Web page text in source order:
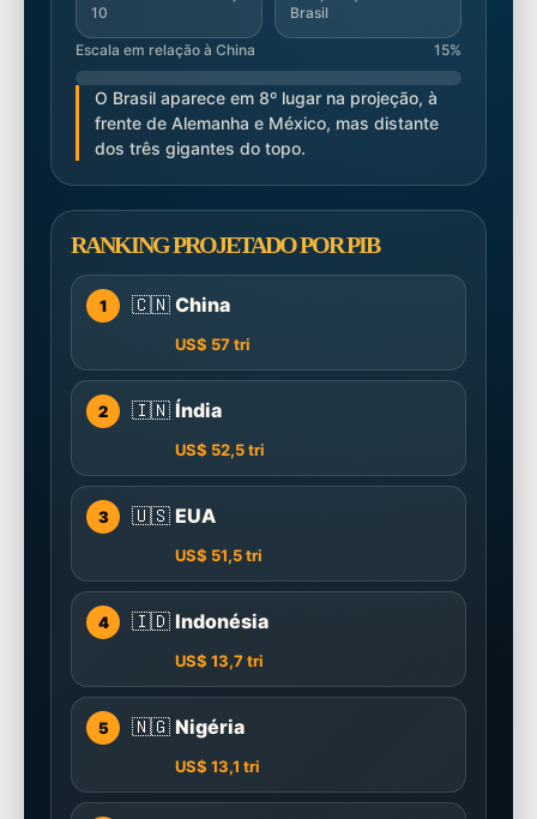
10
Brasil
Escala em relação à China 15%
O Brasil aparece em 8º lugar na projeção, à
frente de Alemanha e México, mas distante
dos três gigantes do topo.
RANKING PROJETADO POR PIB
1 🇨🇳 China
US$ 57 tri
2 🇮🇳 Índia
US$ 52,5 tri
3 🇺🇸 EUA
US$ 51,5 tri
4 🇮🇩 Indonésia
US$ 13,7 tri
5 🇳🇬 Nigéria
US$ 13,1 tri